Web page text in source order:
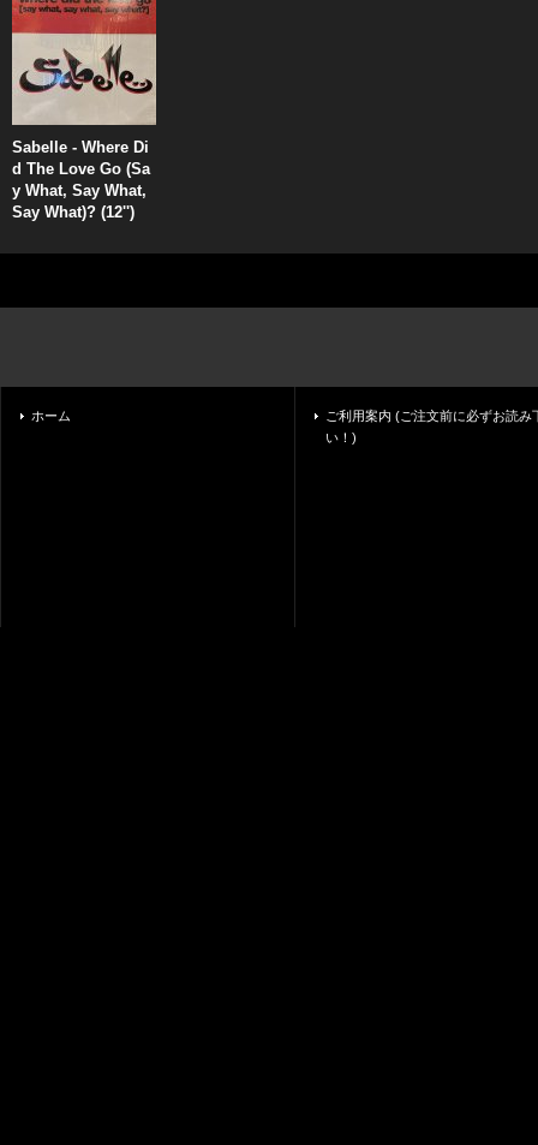
Sabelle - Where Di
d The Love Go (Sa
y What, Say What,
Say What)? (12'')
ホーム
ご利用案内 (ご注文前に必ずお読み
い！)